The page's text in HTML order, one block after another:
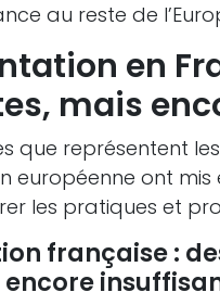
au reste de
en
mais
que représentent
européenne ont
les pratiques et
française :